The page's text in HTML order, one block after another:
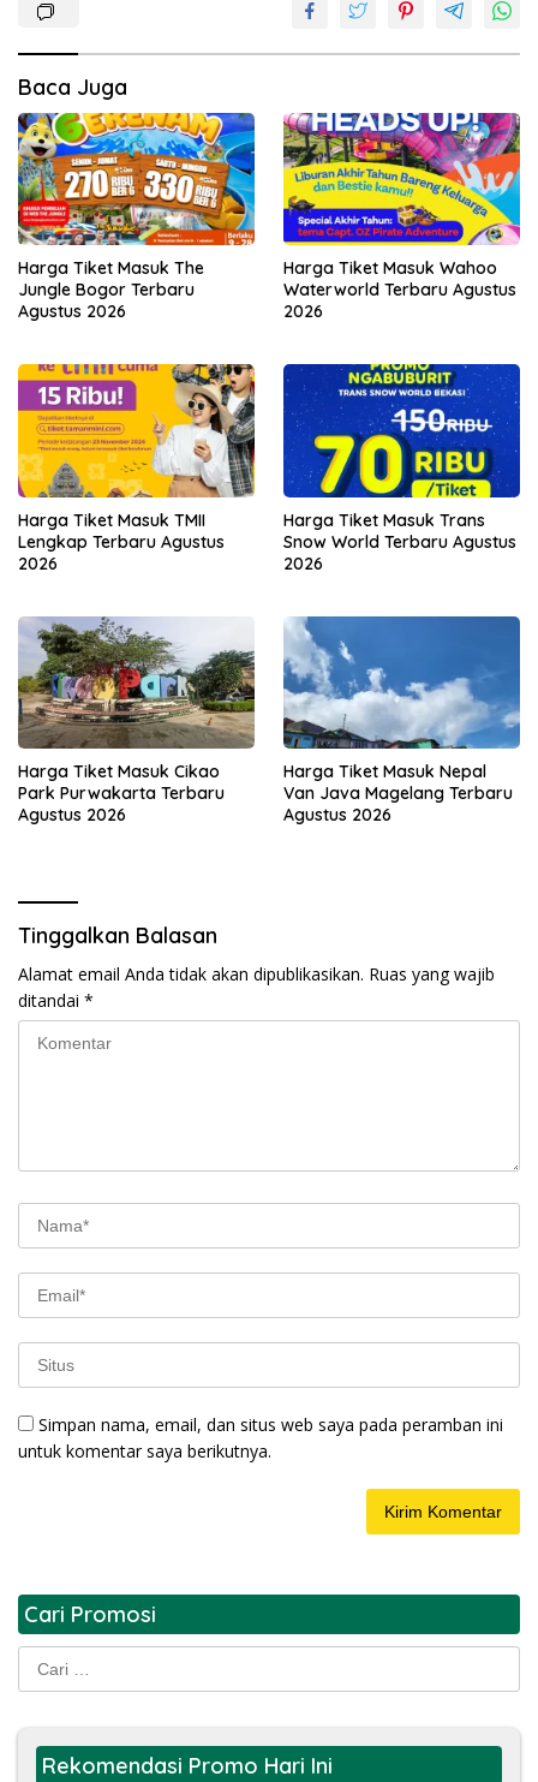
Baca Juga
Harga Tiket Masuk The
Jungle Bogor Terbaru
Agustus 2026
Harga Tiket Masuk Wahoo
Waterworld Terbaru Agustus
2026
Harga Tiket Masuk TMII
Lengkap Terbaru Agustus
2026
Harga Tiket Masuk Trans
Snow World Terbaru Agustus
2026
Harga Tiket Masuk Cikao
Park Purwakarta Terbaru
Agustus 2026
Harga Tiket Masuk Nepal
Van Java Magelang Terbaru
Agustus 2026
Tinggalkan Balasan
Alamat email Anda tidak akan dipublikasikan. Ruas yang wajib
ditandai *
Simpan nama, email, dan situs web saya pada peramban ini
untuk komentar saya berikutnya.
Cari Promosi
Cari
untuk:
Rekomendasi Promo Hari Ini